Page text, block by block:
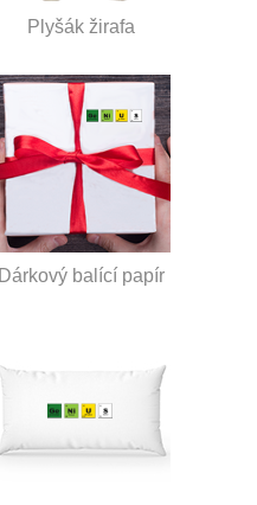
Plyšák žirafa
Dárkový balící papír